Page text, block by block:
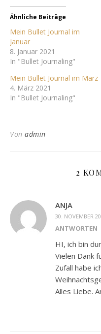
Ähnliche Beiträge
Mein Bullet Journal im
Januar
8. Januar 2021
In "Bullet Journaling"
Mein Bullet Journal im März
4. März 2021
In "Bullet Journaling"
Von admin
2
ANJA
30. NOVEMBER
ANTWORTEN
HI, ich bin
Vielen Dank
Zufall habe
Alles Liebe.